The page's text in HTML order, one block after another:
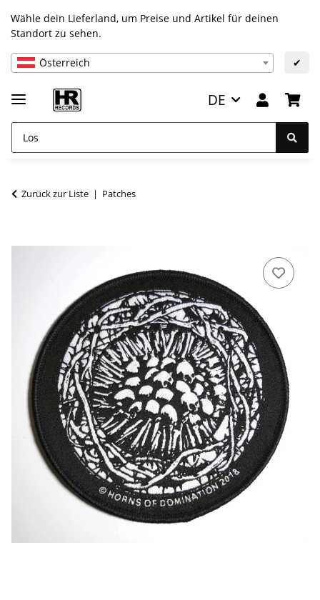
Wähle dein Lieferland, um Preise und Artikel für deinen
Standort zu sehen.
Österreich ✔
DE
Zurück zur Liste Patches